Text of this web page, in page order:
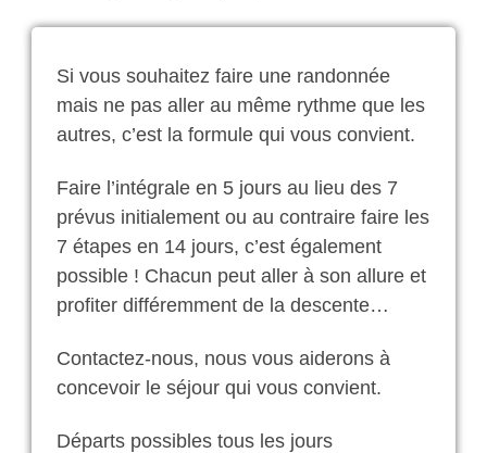
Si vous souhaitez faire une randonnée
mais ne pas aller au même rythme que les
autres, c’est la formule qui vous convient.
Faire l’intégrale en 5 jours au lieu des 7
prévus initialement ou au contraire faire les
7 étapes en 14 jours, c’est également
possible ! Chacun peut aller à son allure et
profiter différemment de la descente…
Contactez-nous, nous vous aiderons à
concevoir le séjour qui vous convient.
Départs possibles tous les jours